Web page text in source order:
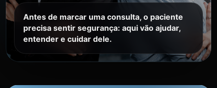
Antes de marcar uma consulta, o paciente
precisa sentir segurança: aqui vão ajudar,
entender e cuidar dele.